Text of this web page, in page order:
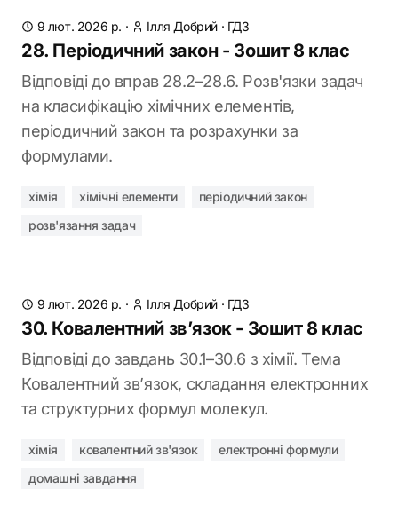
9 лют. 2026 р. · Ілля Добрий · ГДЗ
28. Періодичний закон - Зошит 8 клас
Відповіді до вправ 28.2–28.6. Розв'язки задач
на класифікацію хімічних елементів,
періодичний закон та розрахунки за
формулами.
хімія хімічні елементи
періодичний закон
розв'язання задач
9 лют. 2026 р. · Ілля Добрий · ГДЗ
30. Ковалентний зв’язок - Зошит 8 клас
Відповіді до завдань 30.1–30.6 з хімії. Тема
Ковалентний зв’язок, складання електронних
та структурних формул молекул.
хімія ковалентний зв'язок
електронні формули
домашні завдання